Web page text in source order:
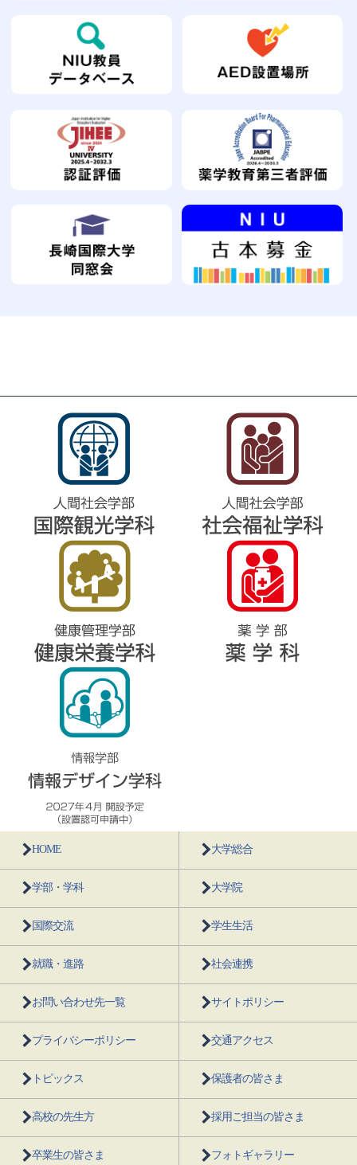
HOME 大学総合
学部・学科 大学院
国際交流 学生生活
就職・進路 社会連携
お問い合わせ先一覧 サイトポリシー
プライバシーポリシー 交通アクセス
トピックス 保護者の皆さま
高校の先生方 採用ご担当の皆さま
卒業生の皆さま フォトギャラリー